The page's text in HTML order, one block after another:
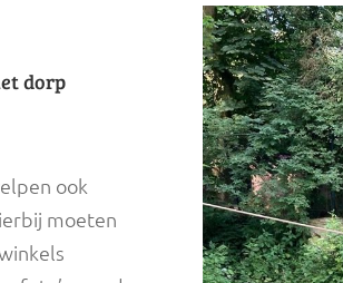
dorp
ook
moeten